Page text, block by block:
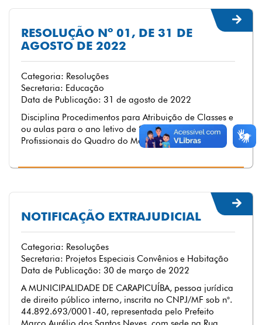
RESOLUÇÃO Nº 01, DE 31 DE
AGOSTO DE 2022
Categoria: Resoluções
Secretaria: Educação
Data de Publicação: 31 de agosto de 2022
Disciplina Procedimentos para Atribuição de Classes e
ou aulas para o ano letivo de 2023 para os
Profissionais do Quadro do Magistério.
NOTIFICAÇÃO EXTRAJUDICIAL
Categoria: Resoluções
Secretaria: Projetos Especiais Convênios e Habitação
Data de Publicação: 30 de março de 2022
A MUNICIPALIDADE DE CARAPICUÍBA, pessoa jurídica
de direito público interno, inscrita no CNPJ/MF sob n°.
44.892.693/0001-40, representada pelo Prefeito